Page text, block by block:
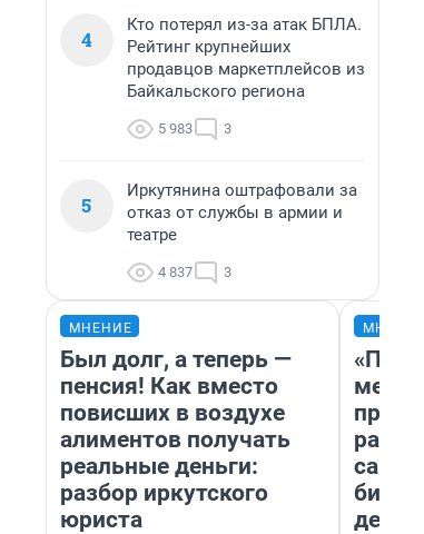
4
Кто потерял из-за атак БПЛА.
Рейтинг крупнейших
продавцов маркетплейсов из
Байкальского региона
5 983 3
5
Иркутянина оштрафовали за
отказ от службы в армии и
театре
4 837 3
МНЕНИЕ
Был долг, а теперь —
пенсия! Как вместо
повисших в воздухе
алиментов получать
реальные деньги:
разбор иркутского
юриста